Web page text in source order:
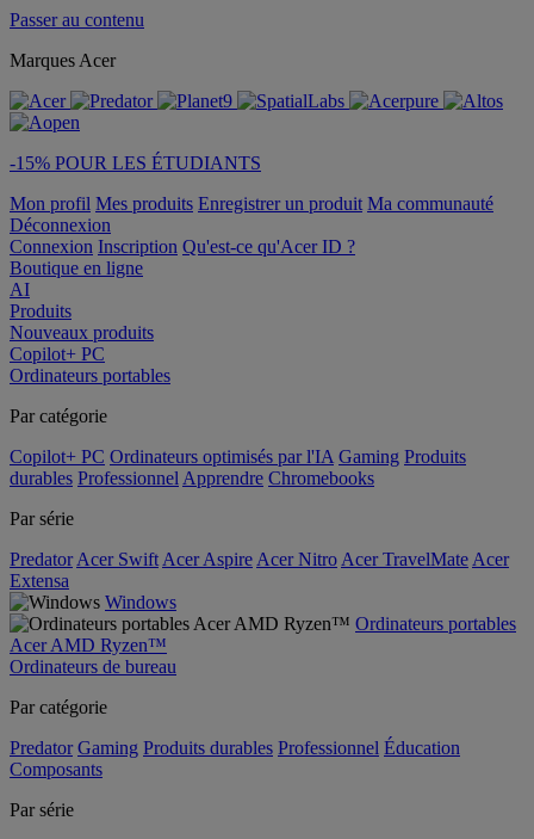
Passer au contenu
Marques Acer
-15% POUR LES ÉTUDIANTS
Mon profil Mes produits Enregistrer un produit Ma communauté
Déconnexion
Connexion Inscription Qu'est-ce qu'Acer ID ?
Boutique en ligne
AI
Produits
Nouveaux produits
Copilot+ PC
Ordinateurs portables
Par catégorie
Copilot+ PC Ordinateurs optimisés par l'IA Gaming Produits
durables Professionnel Apprendre Chromebooks
Par série
Predator Acer Swift Acer Aspire Acer Nitro Acer TravelMate Acer
Extensa
Windows
Ordinateurs portables
Acer AMD Ryzen™
Ordinateurs de bureau
Par catégorie
Predator Gaming Produits durables Professionnel Éducation
Composants
Par série